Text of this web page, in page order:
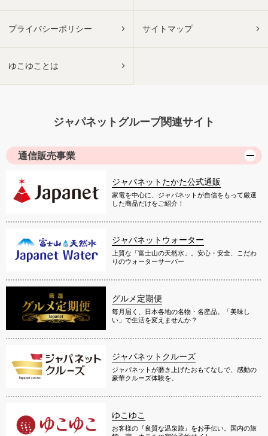
プライバシーポリシー サイトマップ
ゆこゆことは
ジャパネットグループ関連サイト
通信販売事業
ジャパネットたかた公式通販
家電を中心に、ジャパネットが自信をもって厳選
した商品だけをご紹介！
ジャパネットウォーター
上質な「富士山の天然水」。安心・安全、こだわ
りのウォーターサーバー
グルメ定期便
毎月届く、日本各地の名物・名産品。「美味し
い」で生活を変えませんか？
ジャパネットクルーズ
ジャパネットが磨き上げたおもてなしで、感動の
豪華クルーズ体験を。
ゆこゆこ
お客様の『良質な温泉旅』をお手伝い。国内の旅